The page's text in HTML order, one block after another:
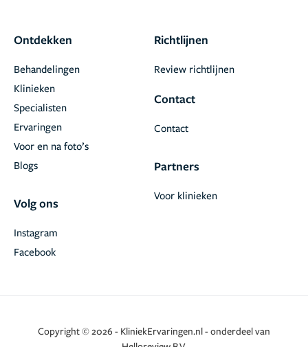
Ontdekken
Behandelingen
Klinieken
Specialisten
Ervaringen
Voor en na foto’s
Blogs
Volg ons
Facebook
Instagram
Richtlijnen
Review richtlijnen
Contact
Contact
Partners
Voor klinieken
Copyright © 2026 - KliniekErvaringen.nl - onderdeel van